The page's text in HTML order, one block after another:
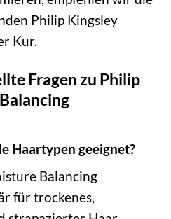
Philip Kingsley
Kur.
Fragen zu Philip
Haartypen geeignet?
Balancing
für trockenes,